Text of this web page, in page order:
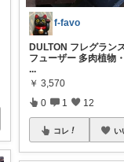
f-favo
DULTON フレグラン
フューザー 多肉植物
...
￥ 3,570
0 1 12
コレ い